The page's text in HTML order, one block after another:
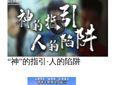
“神”的指引·人的陷阱